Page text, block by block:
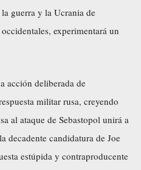
guerra y la Ucrania de
experimentará un
acción deliberada de
militar rusa, creyendo
al ataque de Sebastopol unirá a
decadente candidatura de Joe
estúpida y contraproducente